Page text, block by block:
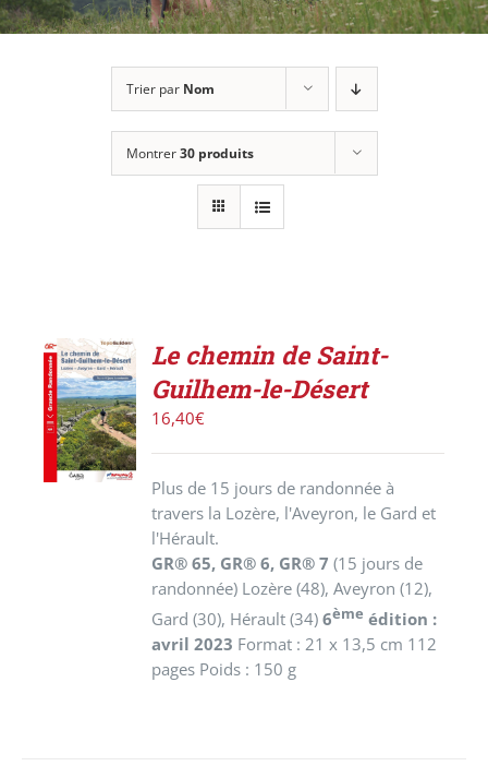
Trier par Nom
Montrer30 produits
AJOUTER
AU
PANIER
/
DÉTAILS
Le chemin de Saint-
Guilhem-le-Désert
16,40€
Plus de 15 jours de randonnée à
travers la Lozère, l'Aveyron, le Gard et
l'Hérault.
GR® 65, GR® 6, GR® 7(15 jours de
randonnée) Lozère (48), Aveyron (12),
Gard (30), Hérault (34)6ème édition :
avril 2023 Format : 21 x 13,5 cm 112
pages Poids : 150 g